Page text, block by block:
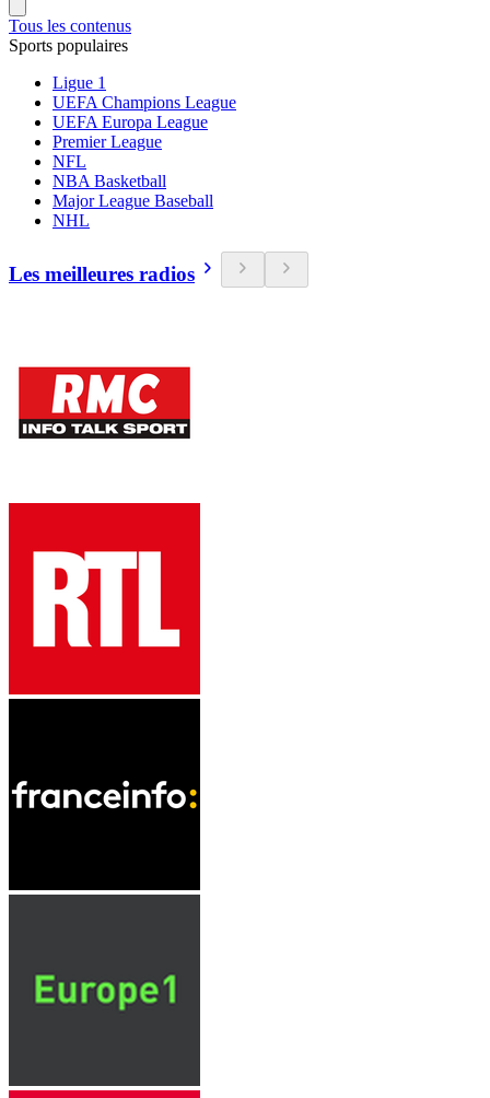
Tous les contenus
Sports populaires
Ligue 1
UEFA Champions League
UEFA Europa League
Premier League
NFL
NBA Basketball
Major League Baseball
NHL
Les meilleures radios